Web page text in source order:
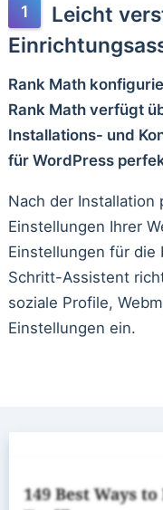
Leicht
Rank Math
Rank Math verfügt
Installations- und
für WordPress
Nach der Installation
Einstellungen Ihrer
Einstellungen für
Schritt-Assistent
soziale Profile,
Einstellungen ein.